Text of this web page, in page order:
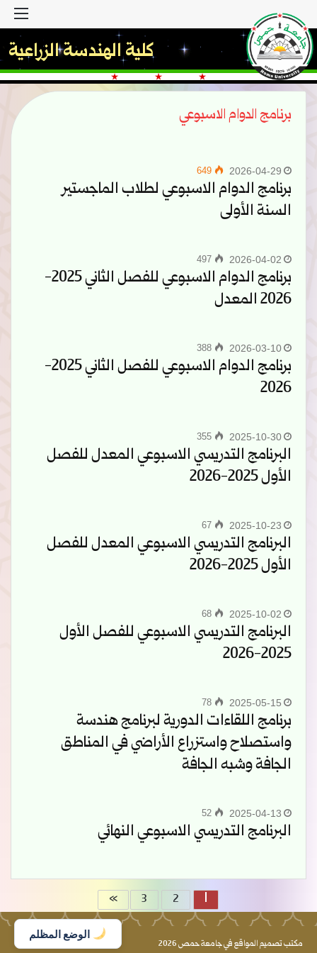
الوضع المظلم
كلية الهندسة الزراعية
برنامج الدوام الاسبوعي
2026-04-29
برنامج الدوام الاسبوعي لطلاب الماجستير
السنة الأولى
2026-04-02
برنامج الدوام الاسبوعي للفصل الثاني 2025-
2026 المعدل
2026-03-10
برنامج الدوام الاسبوعي للفصل الثاني 2025-
2026
2025-10-30
البرنامج التدريسي الاسبوعي المعدل للفصل
الأول 2025-2026
2025-10-23
البرنامج التدريسي الاسبوعي المعدل للفصل
الأول 2025-2026
2025-10-02
البرنامج التدريسي الاسبوعي للفصل الأول
2025-2026
2025-05-15
برنامج اللقاءات الدورية لبرنامج هندسة
واستصلاح واستزراع الأراضي في المناطق
الجافة وشبه الجافة
2025-04-13
البرنامج التدريسي الاسبوعي النهائي
1
2
3
»
مكتب تصميم المواقع في جامعة حمص 2026